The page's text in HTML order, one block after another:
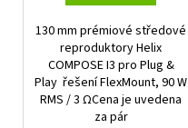
130 mm prémiové středové
reproduktory Helix
COMPOSE I3 pro Plug &
Play řešení FlexMount, 90 W
RMS / 3 ΩCena je uvedena
za pár